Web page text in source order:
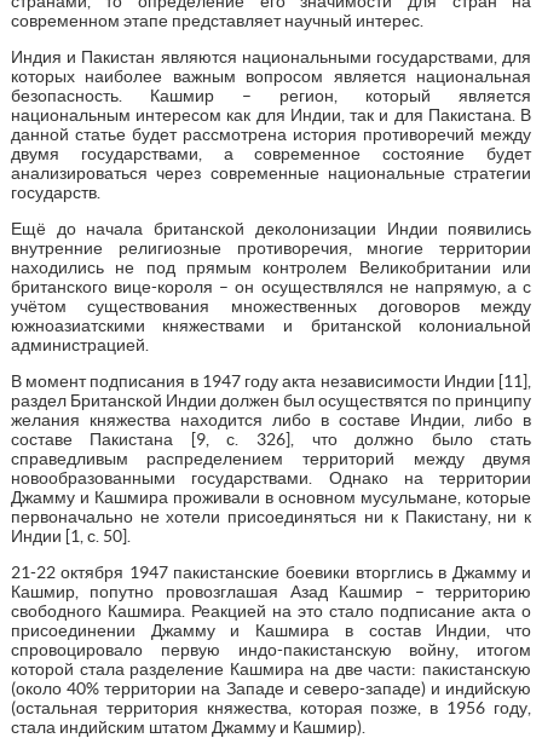
современном этапе представляет научный интерес.
Индия и Пакистан являются национальными государствами, для
которых наиболее важным вопросом является национальная
безопасность. Кашмир – регион, который является
национальным интересом как для Индии, так и для Пакистана. В
данной статье будет рассмотрена история противоречий между
двумя государствами, а современное состояние будет
анализироваться через современные национальные стратегии
государств.
Ещё до начала британской деколонизации Индии появились
внутренние религиозные противоречия, многие территории
находились не под прямым контролем Великобритании или
британского вице-короля – он осуществлялся не напрямую, а с
учётом существования множественных договоров между
южноазиатскими княжествами и британской колониальной
администрацией.
В момент подписания в 1947 году акта независимости Индии [11],
раздел Британской Индии должен был осуществятся по принципу
желания княжества находится либо в составе Индии, либо в
составе Пакистана [9, с. 326], что должно было стать
справедливым распределением территорий между двумя
новообразованными государствами. Однако на территории
Джамму и Кашмира проживали в основном мусульмане, которые
первоначально не хотели присоединяться ни к Пакистану, ни к
Индии [1, с. 50].
21-22 октября 1947 пакистанские боевики вторглись в Джамму и
Кашмир, попутно провозглашая Азад Кашмир – территорию
свободного Кашмира. Реакцией на это стало подписание акта о
присоединении Джамму и Кашмира в состав Индии, что
спровоцировало первую индо-пакистанскую войну, итогом
которой стала разделение Кашмира на две части: пакистанскую
(около 40% территории на Западе и северо-западе) и индийскую
(остальная территория княжества, которая позже, в 1956 году,
стала индийским штатом Джамму и Кашмир).